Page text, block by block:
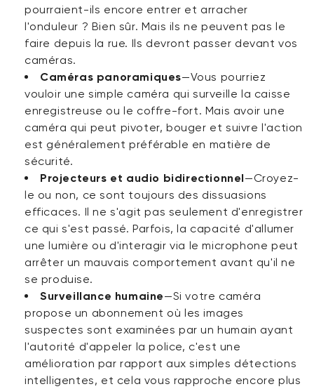
pourraient-ils encore entrer et arracher
l'onduleur ? Bien sûr. Mais ils ne peuvent pas le
faire depuis la rue. Ils devront passer devant vos
caméras.
Caméras panoramiques—Vous pourriez
vouloir une simple caméra qui surveille la caisse
enregistreuse ou le coffre-fort. Mais avoir une
caméra qui peut pivoter, bouger et suivre l'action
est généralement préférable en matière de
sécurité.
Projecteurs et audio bidirectionnel—Croyez-
le ou non, ce sont toujours des dissuasions
efficaces. Il ne s'agit pas seulement d'enregistrer
ce qui s'est passé. Parfois, la capacité d'allumer
une lumière ou d'interagir via le microphone peut
arrêter un mauvais comportement avant qu'il ne
se produise.
Surveillance humaine—Si votre caméra
propose un abonnement où les images
suspectes sont examinées par un humain ayant
l'autorité d'appeler la police, c'est une
amélioration par rapport aux simples détections
intelligentes, et cela vous rapproche encore plus